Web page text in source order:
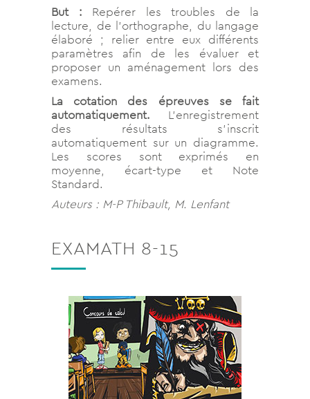
But : Repérer les troubles de la
lecture, de l’orthographe, du langage
élaboré ; relier entre eux différents
paramètres afin de les évaluer et
proposer un aménagement lors des
examens.
La cotation des épreuves se fait
automatiquement. L’enregistrement
des résultats s’inscrit
automatiquement sur un diagramme.
Les scores sont exprimés en
moyenne, écart-type et Note
Standard.
Auteurs : M-P Thibault, M. Lenfant
EXAMATH 8-15